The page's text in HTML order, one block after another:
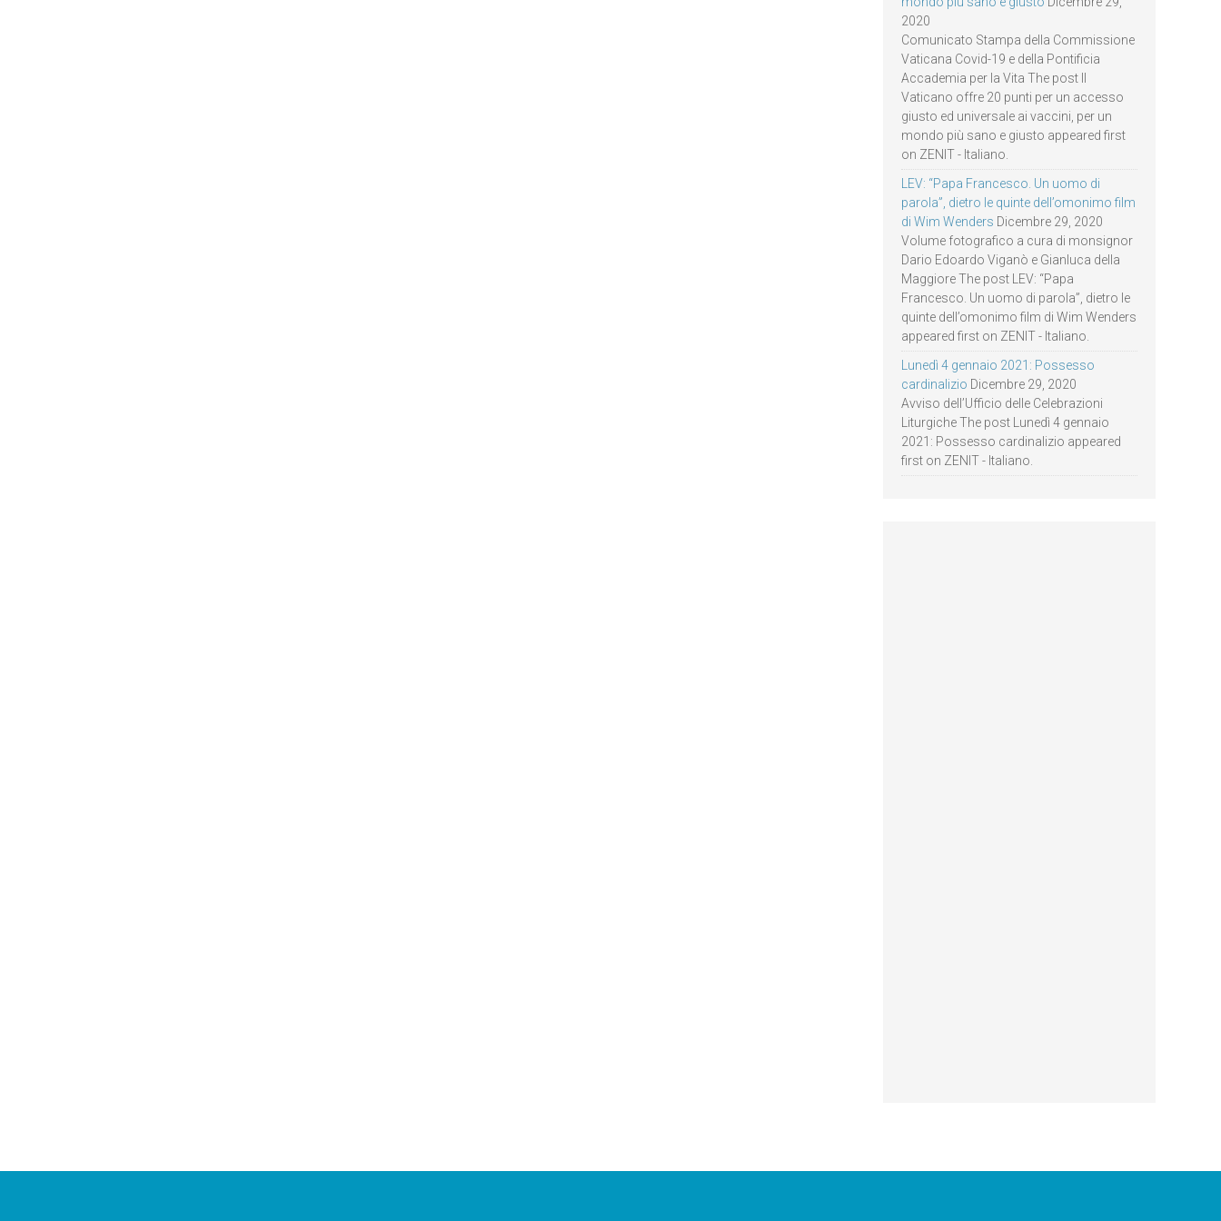
2020
Comunicato Stampa della Commissione
Vaticana Covid-19 e della Pontificia
Accademia per la Vita The post Il
Vaticano offre 20 punti per un accesso
giusto ed universale ai vaccini, per un
mondo più sano e giusto appeared first
on ZENIT - Italiano.
LEV: “Papa Francesco. Un uomo di
parola”, dietro le quinte dell’omonimo film
di Wim Wenders Dicembre 29, 2020
Volume fotografico a cura di monsignor
Dario Edoardo Viganò e Gianluca della
Maggiore The post LEV: “Papa
Francesco. Un uomo di parola”, dietro le
quinte dell’omonimo film di Wim Wenders
appeared first on ZENIT - Italiano.
Lunedì 4 gennaio 2021: Possesso
cardinalizio Dicembre 29, 2020
Avviso dell’Ufficio delle Celebrazioni
Liturgiche The post Lunedì 4 gennaio
2021: Possesso cardinalizio appeared
first on ZENIT - Italiano.